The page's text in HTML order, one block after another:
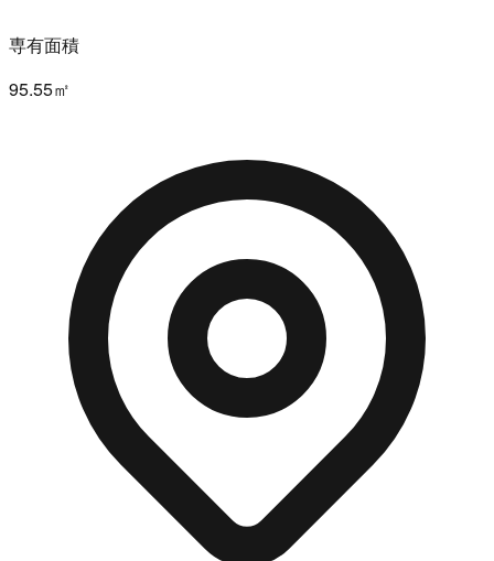
専有面積
95.55㎡